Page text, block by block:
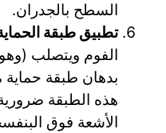
السطح بالجدران.
تطبيق طبقة
الفوم ويتصلب
بدهان طبقة حماية
هذه الطبقة
الأشعة فوق